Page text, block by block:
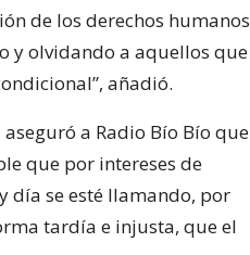
de los derechos humanos
y olvidando a aquellos que
añadió.
a Radio Bío Bío que
que por intereses de
día se esté llamando, por
tardía e injusta, que el